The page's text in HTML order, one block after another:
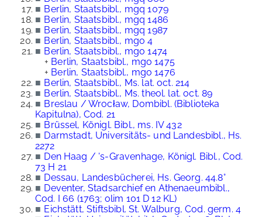
■ Berlin, Staatsbibl., mgq 1079
■ Berlin, Staatsbibl., mgq 1486
■ Berlin, Staatsbibl., mgq 1987
■ Berlin, Staatsbibl., mgo 4
■ Berlin, Staatsbibl., mgo 1474
+ Berlin, Staatsbibl., mgo 1475
+ Berlin, Staatsbibl., mgo 1476
■ Berlin, Staatsbibl., Ms. lat. oct. 214
■ Berlin, Staatsbibl., Ms. theol. lat. oct. 89
■ Breslau / Wrocław, Dombibl. (Biblioteka
Kapitulna), Cod. 21
■ Brüssel, Königl. Bibl., ms. IV 432
■ Darmstadt, Universitäts- und Landesbibl., Hs.
2272
■ Den Haag / 's-Gravenhage, Königl. Bibl., Cod.
73 H 21
■ Dessau, Landesbücherei, Hs. Georg. 44.8°
■ Deventer, Stadsarchief en Athenaeumbibl.,
Cod. I 66 (1763; olim 101 D 12 KL)
■ Eichstätt, Stiftsbibl. St. Walburg, Cod. germ. 4